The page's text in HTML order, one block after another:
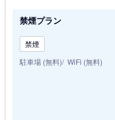
禁煙プラン
禁煙
駐車場 (無料) WiFi (無料)